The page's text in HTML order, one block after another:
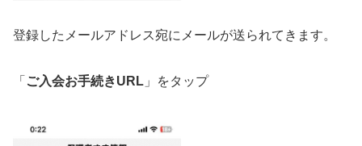
登録したメールアドレス宛にメールが送られてきます。
「 ご入会お手続きURL 」をタップ